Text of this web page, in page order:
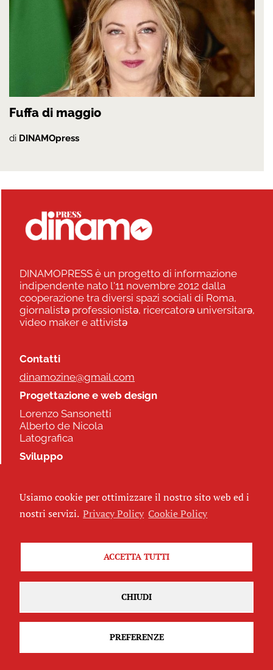
Fuffa di maggio
di DINAMOpress
DINAMOPRESS è un progetto di informazione
indipendente nato l'11 novembre 2012 dalla
cooperazione tra diversi spazi sociali di Roma,
giornalistə professionistə, ricercatorə universitarə,
video maker e attivistə
Contatti
dinamozine@gmail.com
Progettazione e web design
Lorenzo Sansonetti
Alberto de Nicola
Latografica
Sviluppo
Seguici
Attribuzione - Non commerciale - Non opere derivate 2.5 Italia
Usiamo cookie per ottimizzare il nostro sito web ed i
nostri servizi. Privacy Policy Cookie Policy
ACCETTA TUTTI
CHIUDI
PREFERENZE